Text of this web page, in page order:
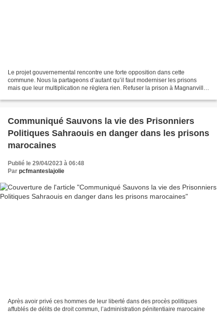
Le projet gouvernemental rencontre une forte opposition dans cette
commune. Nous la partageons d’autant qu’il faut moderniser les prisons
mais que leur multiplication ne règlera rien. Refuser la prison à Magnanville
Communiqué Sauvons la vie des Prisonniers
Politiques Sahraouis en danger dans les prisons
marocaines
Publié le 29/04/2023 à 06:48
Par pcfmanteslajolie
Après avoir privé ces hommes de leur liberté dans des procès politiques
affublés de délits de droit commun, l’administration pénitentiaire marocaine